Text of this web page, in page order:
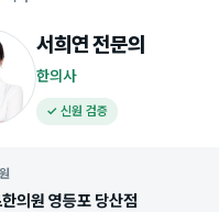
서희연전문의
한의사
✓ 신원 검증
의원 영등포 당산점